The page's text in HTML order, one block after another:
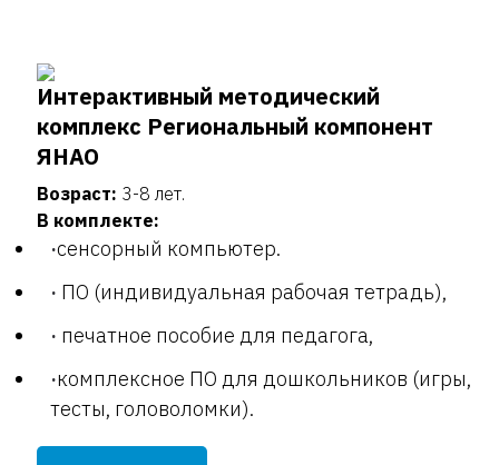
Интерактивный методический
комплекс Региональный компонент
ЯНАО
Возраст: 3-8 лет.
В комплекте:
сенсорный компьютер.
ПО (индивидуальная рабочая тетрадь),
печатное пособие для педагога,
комплексное ПО для дошкольников (игры,
тесты, головоломки).